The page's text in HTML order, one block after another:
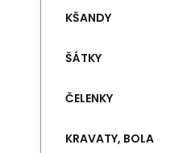
KŠANDY
ŠÁTKY
ČELENKY
KRAVATY, BOLA